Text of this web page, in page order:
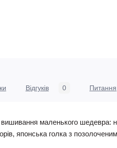
Відгуків 0 Питання
вишивання маленького
японська голка з